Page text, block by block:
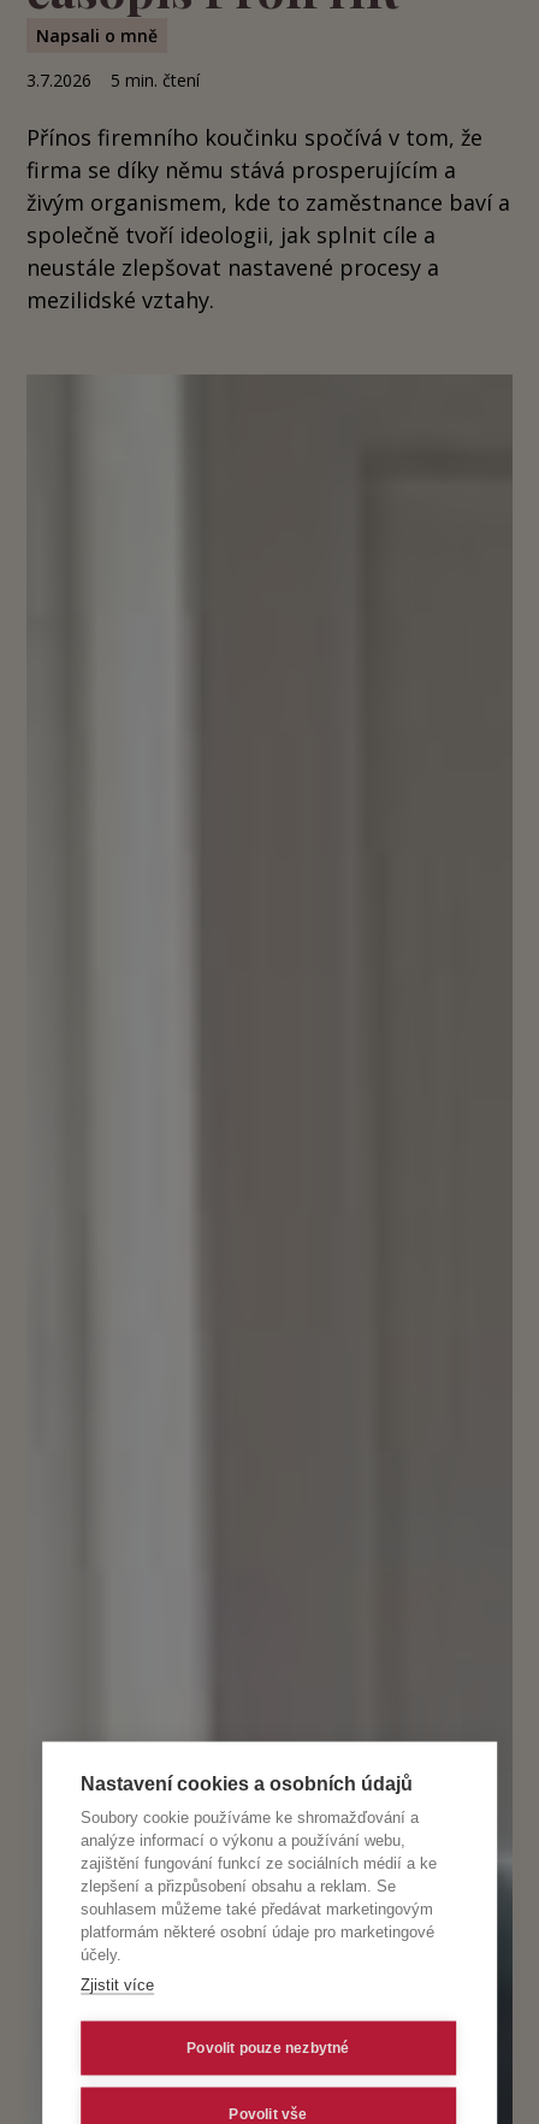
Nastavení cookies a osobních údajů
Soubory cookie používáme ke shromažďování a
analýze informací o výkonu a používání webu,
zajištění fungování funkcí ze sociálních médií a ke
zlepšení a přizpůsobení obsahu a reklam. Se
souhlasem můžeme také předávat marketingovým
platformám některé osobní údaje pro marketingové
účely.
Zjistit více
Povolit pouze nezbytné
Povolit vše
Napsali o mně
3.7.2026
5 min. čtení
Přínos firemního koučinku spočívá v tom, že
firma se díky němu stává prosperujícím a
živým organismem, kde to zaměstnance baví a
společně tvoří ideologii, jak splnit cíle a
neustále zlepšovat nastavené procesy a
mezilidské vztahy.